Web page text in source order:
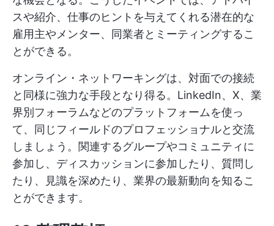
スや紹介、仕事のヒントを与えてくれる潜在的な
雇用主やメンター、同業者とミーティングするこ
とができる。
オンライン・ネットワーキングは、対面での接続
と同様に強力な手段となり得る。LinkedIn、X、業
界別フォーラムなどのプラットフォームを使っ
て、同じフィールドのプロフェッショナルと交流
しましょう。関連するグループやコミュニティに
参加し、ディスカッションに参加したり、質問し
たり、見識を深めたり、業界の最新動向を知るこ
とができます。